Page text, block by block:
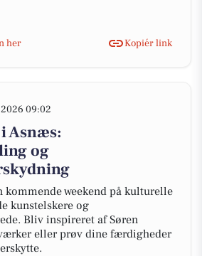
her
Kopiér link
09:02
Asnæs:
og
kommende weekend på kulturelle
kunstelskere og
Bliv inspireret af Søren
eller prøv dine færdigheder